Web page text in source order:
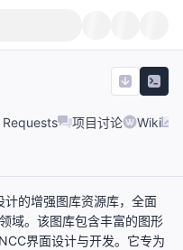
Requests 项目讨论 Wiki
的增强图库资源库，全面
域。该图库包含丰富的图形
界面设计与开发。它专为